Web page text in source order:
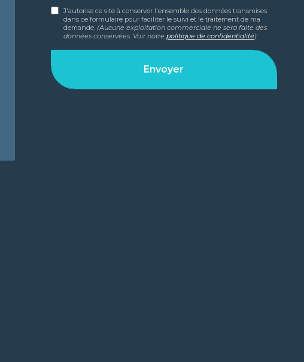
J'autorise ce site à conserver l'ensemble des données transmises
dans ce formulaire pour faciliter le suivi et le traitement de ma
demande. (Aucune exploitation commerciale ne sera faite des
données conservées. Voir notre politique de confidentialité)